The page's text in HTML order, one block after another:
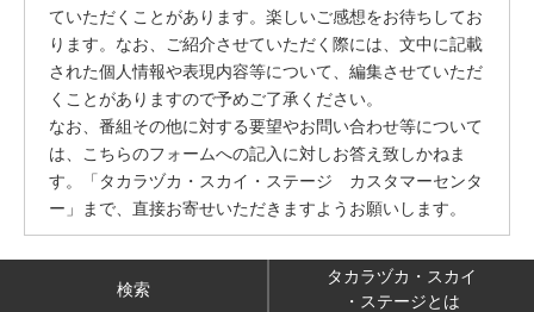
ていただくことがあります。楽しいご感想をお待ちしてお
ります。なお、ご紹介させていただく際には、文中に記載
された個人情報や表現内容等について、編集させていただ
くことがありますので予めご了承ください。
なお、番組その他に対する要望やお問い合わせ等について
は、こちらのフォームへの記入に対しお答え致しかねま
す。「タカラヅカ・スカイ・ステージ カスタマーセンタ
ー」まで、直接お寄せいただきますようお願いします。
検索
タカラヅカ・スカイ
・ステージとは